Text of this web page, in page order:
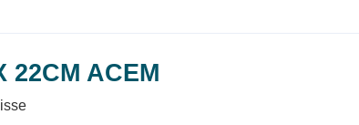
22CM ACEM